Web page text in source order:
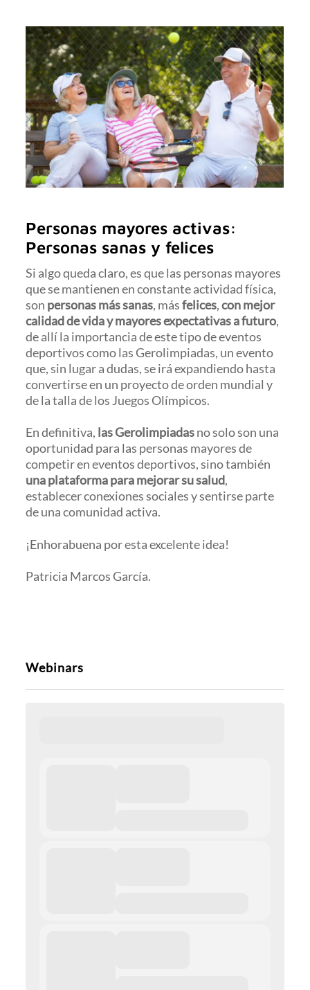
Personas mayores activas:
Personas sanas y felices
Si algo queda claro, es que las personas mayores
que se mantienen en constante actividad física,
son personas más sanas, másfelices,con mejor
calidad de vida y mayores expectativas a futuro,
de allí la importancia de este tipo de eventos
deportivos como las Gerolimpiadas, un evento
que, sin lugar a dudas, se irá expandiendo hasta
convertirse en un proyecto de orden mundial y
de la talla de los Juegos Olímpicos.
En definitiva, las Gerolimpiadasno solo son una
oportunidad para las personas mayores de
competir en eventos deportivos, sino también
una plataforma para mejorar su salud,
establecer conexiones sociales y sentirse parte
de una comunidad activa.
¡Enhorabuena por esta excelente idea!
Patricia Marcos García.
Webinars